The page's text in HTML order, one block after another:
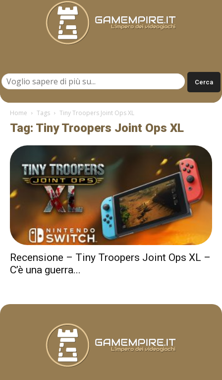
Home Tags Tiny Troopers Joint Ops XL
Tag: Tiny Troopers Joint Ops XL
Recensione – Tiny Troopers Joint Ops XL –
C’è una guerra...